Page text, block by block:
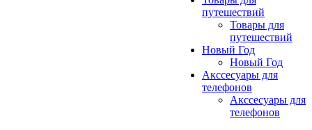
путешествий
Товары для
путешествий
Новый Год
Новый Год
Акссесуары для
телефонов
Акссесуары для
телефонов